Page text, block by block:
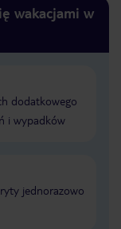
wakacjami w
dodatkowego
i wypadków
jednorazowo